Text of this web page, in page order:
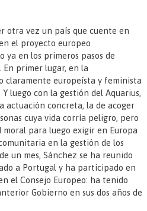
otra vez un país que cuente en
el proyecto europeo
ya en los primeros pasos de
primer lugar, en la
claramente europeísta y feminista
luego con la gestión del Aquarius,
actuación concreta, la de acoger
cuya vida corría peligro, pero
para luego exigir en Europa
en la gestión de los
un mes, Sánchez se ha reunido
a Portugal y ha participado en
el Consejo Europeo: ha tenido
Gobierno en sus dos años de